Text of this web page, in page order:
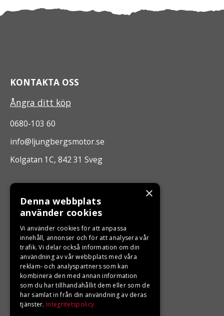
KONTAKTA OSS
Ångra ditt köp
0680-103 60
info@ljungbergsmotor.se
Kolgatan 1C, 842 31 Sveg
ÖPPETTIDER
Måndag - Fredag 10.00 -17.00
LJUNGBERGS MOTOR
Din BRP återförsäljare i Sveg!
×
Denna webbplats
använder cookies
Vi använder cookies för att anpassa
innehåll, annonser och för att analysera vår
trafik. Vi delar också information om din
användning av vår webbplats med våra
reklam- och analyspartners som kan
kombinera den med annan information
som du har tillhandahållit dem eller som de
har samlat in från din användning av deras
tjänster. Integritetspolicy